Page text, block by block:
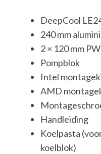
DeepCool
240 mm
2 × 120 mm
Pompblok
Intel
AMD
Handleiding
Koelpasta
koelblok)